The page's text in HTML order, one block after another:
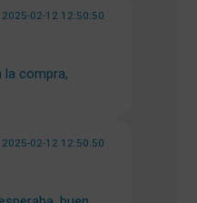
2025-02-12 12:50:50
compra,
2025-02-12 12:50:50